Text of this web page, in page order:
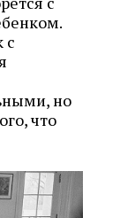
с
но
что